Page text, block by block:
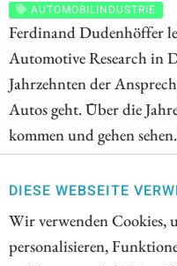
DIESE WEBSEITE
Wir verwenden Cookies,
personalisieren,
AUTOMOBILINDUSTRIE
Ferdinand Dudenhöffer
Automotive Research in
Jahrzehnten der
Autos geht. Über die
kommen und gehen
Gastkommentar im
Blatt vor den Mund
identifiziert, die
Branche über Sieg und